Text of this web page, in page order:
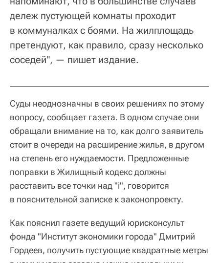
дележ пустующей комнаты проходит
в коммуналках с боями. На жилплощадь
претендуют, как правило, сразу несколько
соседей", — пишет издание.
Суды неоднозначны в своих решениях по этому
вопросу, сообщает газета. В одном случае они
обращали внимание на то, как долго заявитель
стоит в очереди на расширение жилья, в другом
на степень его нуждаемости. Предложенные
поправки в Жилищный кодекс должны
расставить все точки над "i", говорится
в пояснительной записке к законопроекту.
Как пояснил газете ведущий юрисконсульт
фонда "Институт экономики города" Дмитрий
Гордеев, получить пустующие квадратные метры